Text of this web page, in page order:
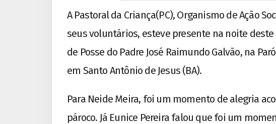
A Pastoral da Criança(PC), Organismo de Ação
seus voluntários, esteve presente na noite
de Posse do Padre José Raimundo Galvão, na
em Santo Antônio de Jesus (BA).
Para Neide Meira, foi um momento de alegria
pároco. Já Eunice Pereira falou que foi um